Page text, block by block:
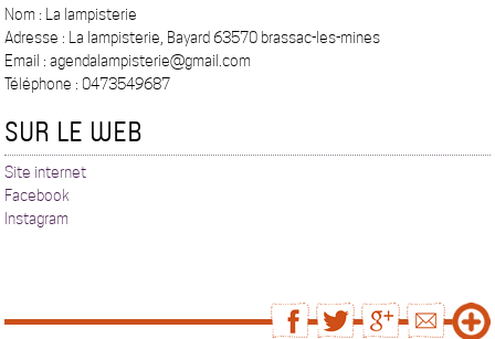
Nom : La lampisterie
Adresse : La lampisterie, Bayard 63570 brassac-les-mines
Email : agendalampisterie@gmail.com
Téléphone : 0473549687
SUR LE WEB
Site internet
Facebook
Instagram